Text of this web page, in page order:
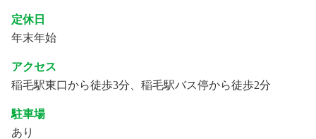
定休日
年末年始
アクセス
稲毛駅東口から徒歩3分、稲毛駅バス停から徒歩2分
駐車場
あり